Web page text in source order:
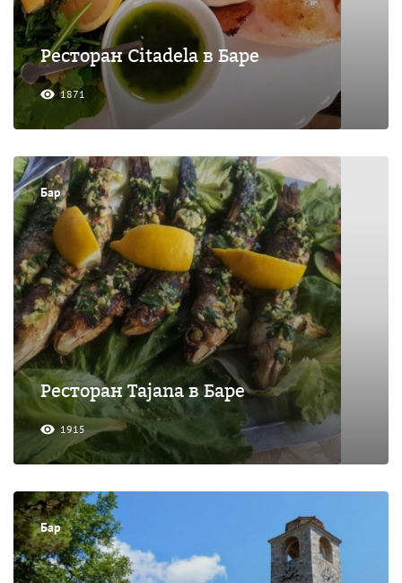
Ресторан Citadela в Баре
1871
Бар
Ресторан Tajana в Баре
1915
Бар